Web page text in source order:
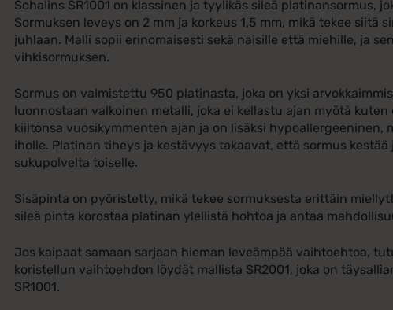
Schalins SR1001 on klassinen ja tyylikäs sileä platinansormus,
Sormuksen leveys on 2 mm ja korkeus 1,5 mm, mikä tekee
juhlaan. Malli sopii erinomaisesti sekä naisille että miehille, ja
vihkisormuksen.
Sormus on valmistettu 950 platinasta, joka on yksi
luonnostaan valkoinen metalli, joka ei kellastu ajan myötä
kiiltonsa vuosikymmenten ajan ja on lisäksi hypoallergeeninen,
iholle. Platinan tiheys ja kestävyys takaavat, että sormus
sukupolvelta toiselle.
Sisäpinta on pyöristetty, mikä tekee sormuksesta erittäin
sileä pinta korostaa platinan ylellistä hohtoa ja antaa
Jos kaipaat samaan sarjaan hieman leveämpää vaihtoehtoa,
koristellun vaihtoehdon löydät mallista SR2001, joka on
SR1001.